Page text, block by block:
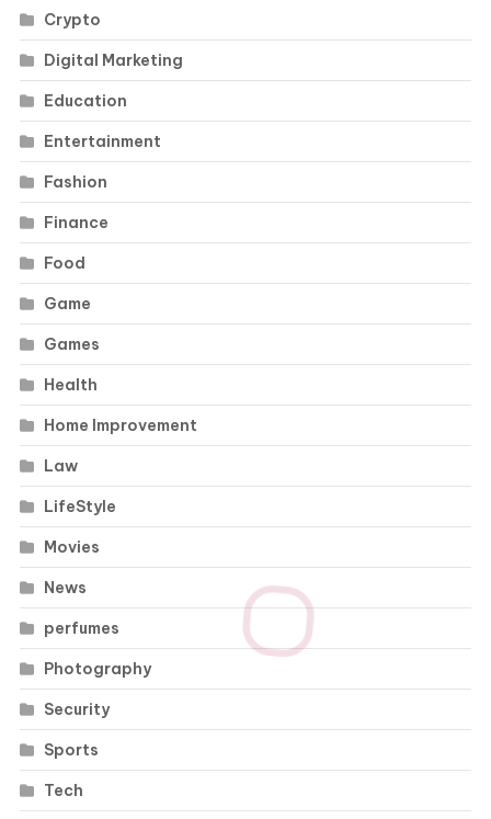
Crypto
Digital Marketing
Education
Entertainment
Fashion
Finance
Food
Game
Games
Health
Home Improvement
Law
LifeStyle
Movies
News
perfumes
Photography
Security
Sports
Tech